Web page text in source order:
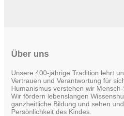
Über uns
Unsere 400-jährige Tradition lehrt
Vertrauen und Verantwortung für
Humanismus verstehen wir Mensch-
Wir fördern lebenslangen
ganzheitliche Bildung und sehen
Persönlichkeit des Kindes.